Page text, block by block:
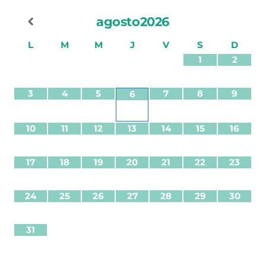
agosto2026
L M M J V S
D
1
2
3 4 5 6 7 8 9
10 11 12 13 14 15 16
17 18 19 20 21 22 23
24 25 26 27 28 29 30
31